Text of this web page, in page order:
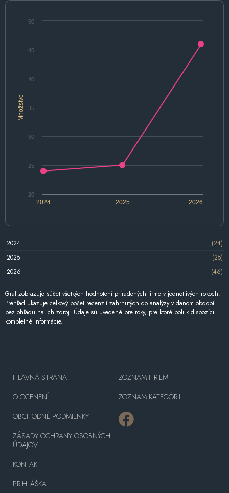
Množstvo
2024 2026
2025
20
25
30
35
40
45
50
2024
(24)
2025
(25)
2026
(46)
Graf zobrazuje súčet všetkých hodnotení priradených firme v jednotlivých rokoch.
Prehľad ukazuje celkový počet recenzií zahrnutých do analýzy v danom období
bez ohľadu na ich zdroj. Údaje sú uvedené pre roky, pre ktoré boli k dispozícii
kompletné informácie.
HLAVNÁ STRANA
O OCENENÍ
OBCHODNÉ PODMIENKY
ZÁSADY OCHRANY OSOBNÝCH
ÚDAJOV
KONTAKT
PRIHLÁŠKA
ZOZNAM FIRIEM
ZOZNAM KATEGÓRII